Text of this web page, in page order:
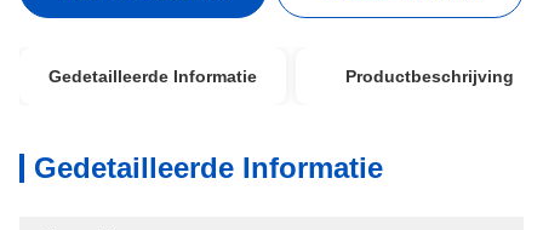
Gedetailleerde Informatie Productbeschrijving
Gedetailleerde Informatie